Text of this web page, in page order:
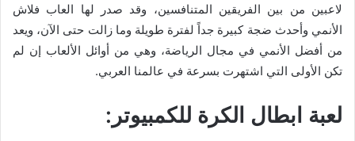
لاعبين من بين الفريقين المتنافسين، وقد صدر لها العاب فلاش
الأنمي وأحدث ضجة كبيرة جداً لفترة طويلة وما زالت حتى الآن، ويعد
من أفضل الأنمي في مجال الرياضة، وهي من أوائل الألعاب إن لم
تكن الأولى التي اشتهرت بسرعة في عالمنا العربي.
لعبة ابطال الكرة للكمبيوتر: